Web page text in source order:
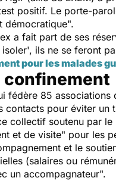
positif. Le porte-
démocratique".
a fait part de ses
ils ne se feront
pour les malades
confinement
fédère 85
contacts pour éviter
collectif soutenu par
et de visite" pour les
et le
(salaires ou
un accompagnateur".